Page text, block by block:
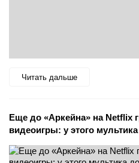
Читать дальше
Еще до «Аркейна» на Netflix
видеоигры: у этого